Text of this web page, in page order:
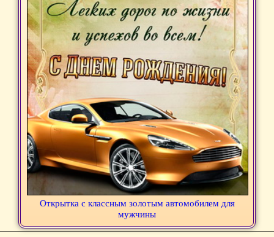
Открытка с классным золотым автомобилем для
мужчины